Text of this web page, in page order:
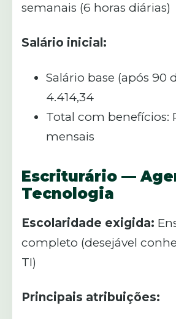
semanais (6 horas diárias)
Salário inicial:
Salário base (após 90
4.414,34
Total com benefícios:
mensais
Escriturário —
Tecnologia
Escolaridade exigida:
completo (desejável
TI)
Principais atribuições: